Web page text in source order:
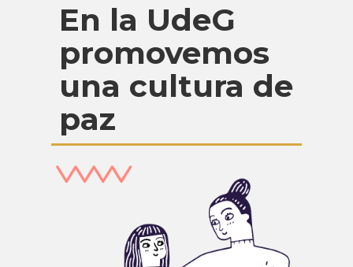
En la UdeG
promovemos
una cultura de
paz